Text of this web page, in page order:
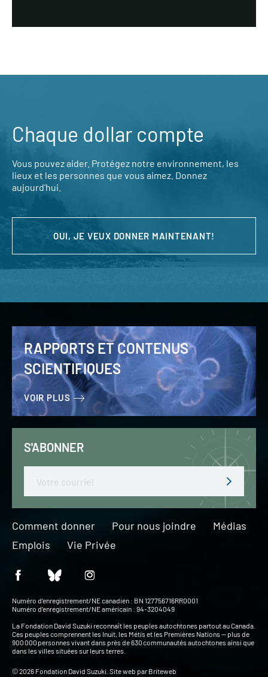
Chaque dollar compte
Vous pouvez aider. Protégez notre environnement, les
lieux et les personnes que vous aimez. Donnez
aujourd’hui.
OUI, JE VEUX DONNER MAINTENANT!
RAPPORTS ET CONTENUS
SCIENTIFIQUES
VOIR PLUS
S'ABONNER
Comment donner Pour nous joindre
Médias
Emplois
Vie Privée
Numéro d’enregistrement/NE canadien : BN 127756716RR0001
Numéro d’enregistrement/NE américain : 94-3204049
La Fondation David Suzuki reconnaît les peuples autochtones partout au Canada.
Ces peuples comprennent les Inuit, les Métis et les Premières Nations — plus de
900 000 personnes vivant dans près de 630 communautés autochtones ainsi que
dans les villes situées sur leurs terres.
© 2026 Fondation David Suzuki. Site web par Briteweb